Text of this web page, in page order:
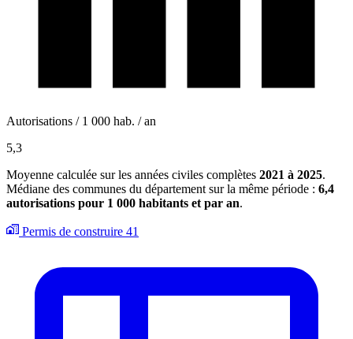
Autorisations / 1 000 hab. / an
5,3
Moyenne calculée sur les années civiles complètes 2021 à 2025.
Médiane des communes du département sur la même période : 6,4
autorisations pour 1 000 habitants et par an.
Permis de construire 41